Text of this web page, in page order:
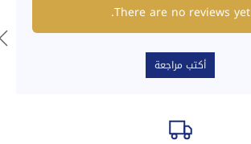
There are no reviews yet.
أكتب مراجعة